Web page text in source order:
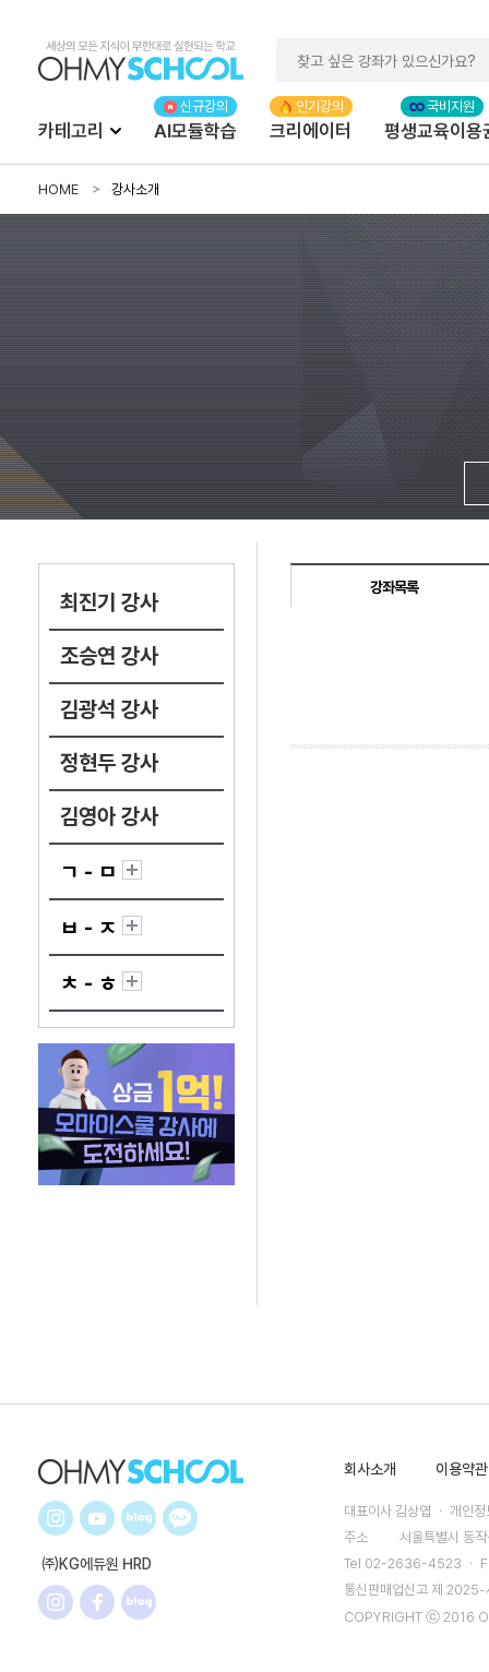
카테고리 AI모듈학습 크리에이터 평생교육이용
HOME 강사소개
최진기 강사
조승연 강사
김광석 강사
정현두 강사
김영아 강사
ㄱ - ㅁ
ㅂ - ㅈ
ㅊ - ㅎ
강좌목록
㈜KG에듀원 HRD
회사소개 이용약관
대표이사 김상엽 ㆍ 개인
주소
서울특별시 동
Tel 02-2636-4523 ㆍ
통신판매업신고 제
COPYRIGHT ⓒ 2016